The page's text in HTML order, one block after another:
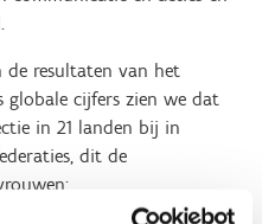
de resultaten van het
globale cijfers zien we dat
in 21 landen bij in
dit de